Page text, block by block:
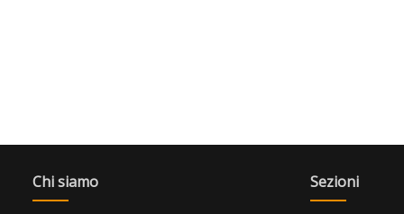
Chi siamo Sezioni